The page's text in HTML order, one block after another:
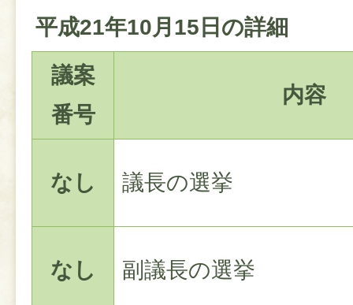
平成21年10月15日の詳細
議案
番号
内容
なし 議長の選挙
なし 副議長の選挙